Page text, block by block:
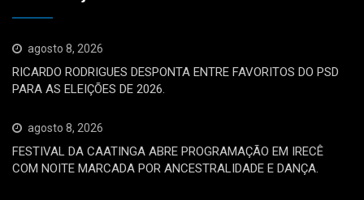
agosto 8, 2026
RICARDO RODRIGUES DESPONTA ENTRE FAVORITOS DO PSD
PARA AS ELEIÇÕES DE 2026.
agosto 8, 2026
FESTIVAL DA CAATINGA ABRE PROGRAMAÇÃO EM IRECÊ
COM NOITE MARCADA POR ANCESTRALIDADE E DANÇA.